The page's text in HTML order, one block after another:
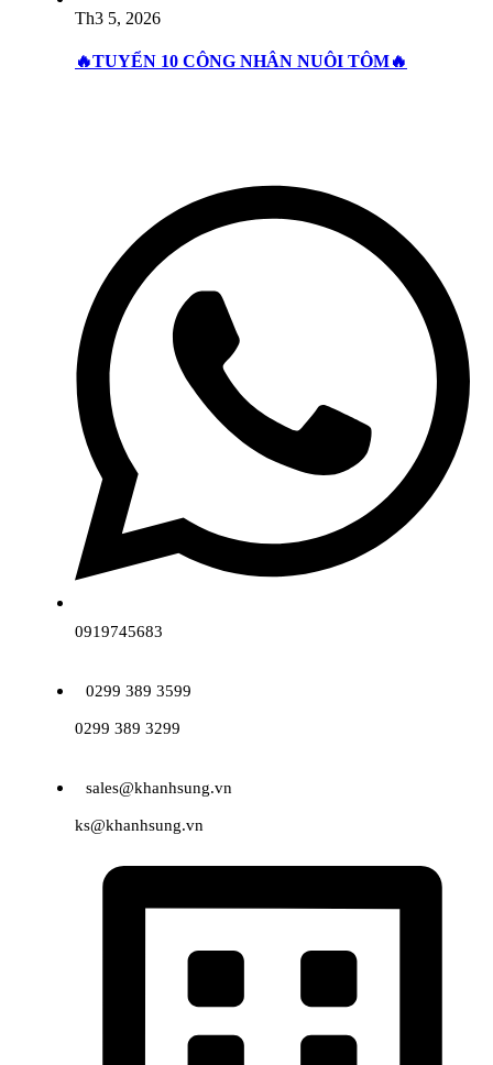
Th3 5, 2026
🔥TUYỂN 10 CÔNG NHÂN NUÔI TÔM🔥
0919745683
0299 389 3599
0299 389 3299
sales@khanhsung.vn
ks@khanhsung.vn